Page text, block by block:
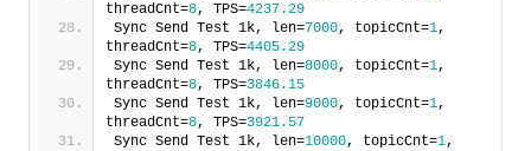
threadCnt=8, TPS=4237.29
Sync Send Test 1k, len=7000, topicCnt=1,
threadCnt=8, TPS=4405.29
Sync Send Test 1k, len=8000, topicCnt=1,
threadCnt=8, TPS=3846.15
Sync Send Test 1k, len=9000, topicCnt=1,
threadCnt=8, TPS=3921.57
Sync Send Test 1k, len=10000, topicCnt=1,